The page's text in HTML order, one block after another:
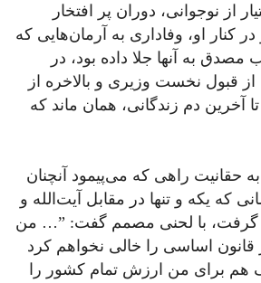
از نوجوانی، دوران پر افتخار
او، وفاداری به آرمان‌هایی که
به آنها جلا داده بود، در
از قبول نخست وزیری و بالاخره از
بیست و دو بهمن ۵۷ تا آخرین دم زندگانی، همان ماند که
به حقانیت راهی که می‌پیمود آنچنان
که یکه و تنها در مقابل آیت‌الله و
گرفت، با لحنی مصمم گفت: ”… من
اساسی را خالی نخواهم کرد
هم برای من ارزش تمام کشور را